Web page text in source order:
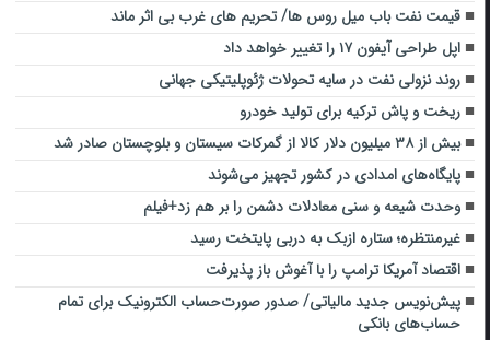
قیمت نفت باب میل روس ها/ تحریم های غرب بی اثر ماند
اپل طراحی آیفون ۱۷ را تغییر خواهد داد
روند نزولی نفت در سایه تحولات ژئوپلیتیکی جهانی
ریخت و پاش ترکیه برای تولید خودرو
بیش‌ از ۳۸ میلیون دلار کالا از گمرکات سیستان و بلوچستان صادر شد
پایگاه‌های امدادی در کشور تجهیز می‌شوند
وحدت شیعه و سنی معادلات دشمن را بر هم زد+فیلم
غیرمنتظره؛ ستاره ازبک به دربی پایتخت رسید
اقتصاد آمریکا ترامپ را با آغوش باز پذیرفت
پیش‌نویس جدید مالیاتی/ صدور صورت‌حساب الکترونیک برای تمام
حساب‌های بانکی